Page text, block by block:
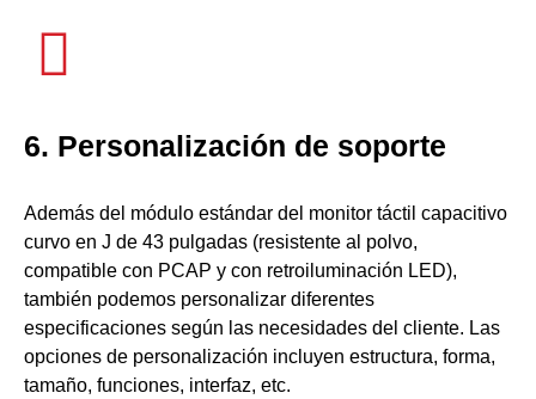
6. Personalización de soporte
Además del módulo estándar del monitor táctil capacitivo
curvo en J de 43 pulgadas (resistente al polvo,
compatible con PCAP y con retroiluminación LED),
también podemos personalizar diferentes
especificaciones según las necesidades del cliente. Las
opciones de personalización incluyen estructura, forma,
tamaño, funciones, interfaz, etc.